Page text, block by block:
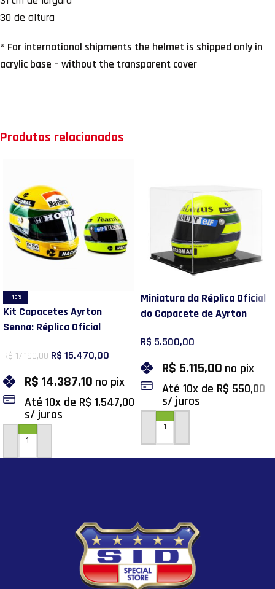
30 de altura
* For international shipments the helmet is shipped only in
acrylic base – without the transparent cover
Produtos relacionados
-10%
Kit Capacetes Ayrton
Senna: Réplica Oficial
e Miniatura Primeira Vitória
1985
R$17.190,00 R$ 15.470,00
R$ 14.387,10 no pix
Até 10x de R$ 1.547,00
s/ juros
Miniatura da Réplica Oficial
do Capacete de Ayrton
R$ 5.500,00
R$ 5.115,00 no pix
Até 10x de R$ 550,00
s/ juros